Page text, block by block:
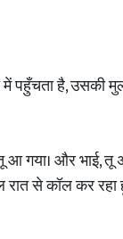
पहुँचता है, उसकी
गया। और भाई, तू
से कॉल कर रहा